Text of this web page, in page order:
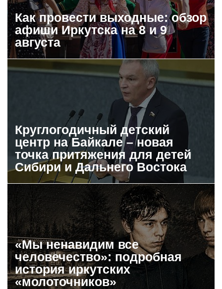
Как провести выходные: обзор
афиши Иркутска на 8 и 9
августа
Круглогодичный детский
центр на Байкале – новая
точка притяжения для детей
Сибири и Дальнего Востока
«Мы ненавидим все
человечество»: подробная
история иркутских
«молоточников»